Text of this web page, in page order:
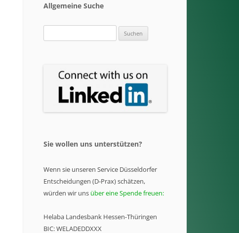
Allgemeine Suche
nach:
Sie wollen uns unterstützen?
Wenn sie unseren Service Düsseldorfer
Entscheidungen (D-Prax) schätzen,
würden wir uns über eine Spende freuen:
Helaba Landesbank Hessen-Thüringen
BIC: WELADEDDXXX